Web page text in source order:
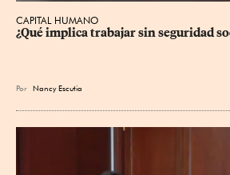
CAPITAL HUMANO
¿Qué implica trabajar sin seguridad
Por Nancy Escutia